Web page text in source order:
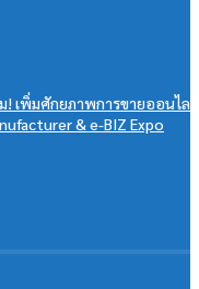
! เพิ่มศักยภาพการขายออนไลน์
& e-BIZ Expo